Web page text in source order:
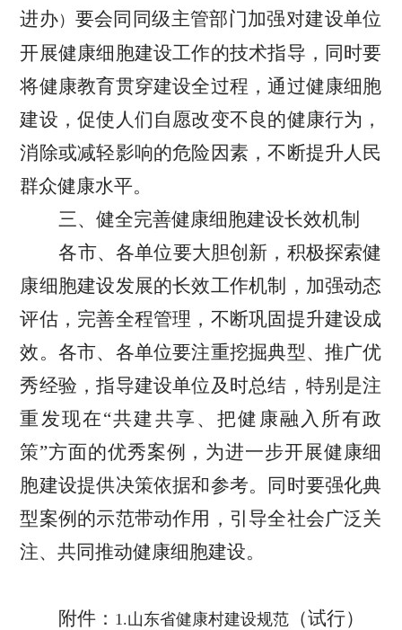
进办） 要会同同级主管部门加强对建设单位
开展健康细胞建设工作的技术指导，同时要
将健康教育贯穿建设全过程，通过健康细胞
建设，促使人们自愿改变不良的健康行为，
消除或减轻影响的危险因素，不断提升人民
群众健康水平。
三、健全完善健康细胞建设长效机制
各市、各单位要大胆创新，积极探索健
康细胞建设发展的长效工作机制，加强动态
评估，完善全程管理，不断巩固提升建设成
效。各市、各单位要注重挖掘典型、推广优
秀经验，指导建设单位及时总结，特别是注
重发现在“共建共享、把健康融入所有政
策”方面的优秀案例，为进一步开展健康细
胞建设提供决策依据和参考。同时要强化典
型案例的示范带动作用，引导全社会广泛关
注、共同推动健康细胞建设。
附件 ： 1.山东省健康村建设规范 （试行）